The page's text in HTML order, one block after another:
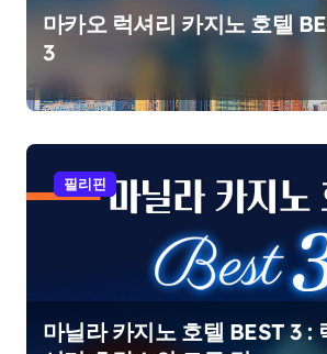
마카오 럭셔리 카지노 호텔
3
필리핀
마닐라 카지노 호텔 BEST 3 :